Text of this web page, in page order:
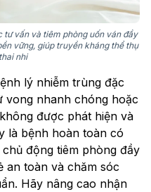
tư vấn và tiêm phòng uốn ván đầy
vững, giúp truyền kháng thể thụ
nhi
lý nhiễm trùng đặc
vong nhanh chóng hoặc
được phát hiện và
là bệnh hoàn toàn có
động tiêm phòng đầy
an toàn và chăm sóc
Hãy nâng cao nhận